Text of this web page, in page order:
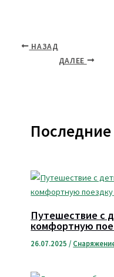
НАЗАД
ДАЛЕЕ
Последние
Путешествие с
комфортную
26.07.2025 /